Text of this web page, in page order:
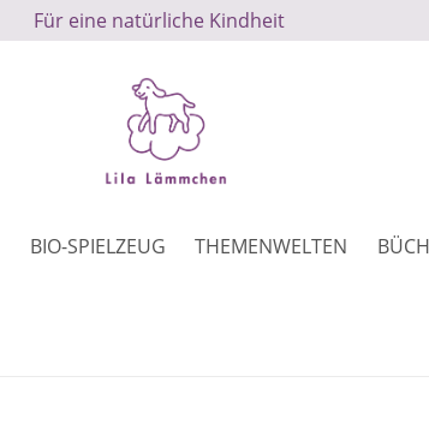
Für eine natürliche Kindheit
BIO-SPIELZEUG THEMENWELTEN